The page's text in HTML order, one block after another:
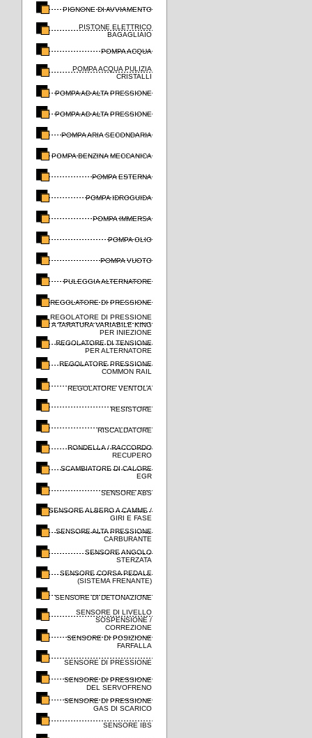
PIGNONE DI AVVIAMENTO
PISTONE ELETTRICO
BAGAGLIAIO
POMPA ACQUA
POMPA ACQUA PULIZIA
CRISTALLI
POMPA AD ALTA PRESSIONE
POMPA AD ALTA PRESSIONE
POMPA ARIA SECONDARIA
POMPA BENZINA MECCANICA
POMPA ESTERNA
POMPA IDROGUIDA
POMPA IMMERSA
POMPA OLIO
POMPA VUOTO
PULEGGIA ALTERNATORE
REGOLATORE DI PRESSIONE
REGOLATORE DI PRESSIONE
A TARATURA VARIABILE KING
PER INIEZIONE
REGOLATORE DI TENSIONE
PER ALTERNATORE
REGOLATORE PRESSIONE
COMMON RAIL
REGOLATORE VENTOLA
RESISTORE
RISCALDATORE
RONDELLA / RACCORDO
RECUPERO
SCAMBIATORE DI CALORE
EGR
SENSORE ABS
SENSORE ALBERO A CAMME /
GIRI E FASE
SENSORE ALTA PRESSIONE
CARBURANTE
SENSORE ANGOLO
STERZATA
SENSORE CORSA PEDALE
(SISTEMA FRENANTE)
SENSORE DI DETONAZIONE
SENSORE DI LIVELLO
SOSPENSIONE /
CORREZIONE
SENSORE DI POSIZIONE
FARFALLA
SENSORE DI PRESSIONE
SENSORE DI PRESSIONE
DEL SERVOFRENO
SENSORE DI PRESSIONE
GAS DI SCARICO
SENSORE IBS